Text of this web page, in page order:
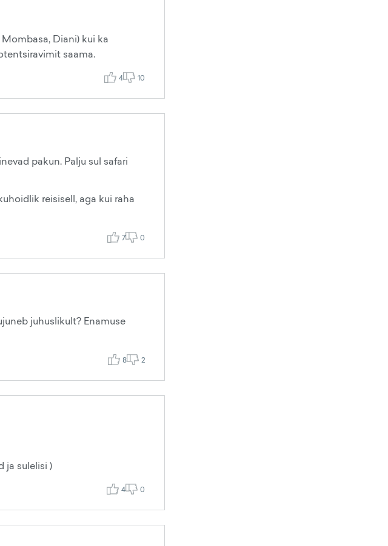
Diani) kui ka
saama.
4 10
pakun. Palju sul safari
reisisell, aga kui raha
7 0
juhuslikult? Enamuse
8 2
ja sulelisi )
4 0